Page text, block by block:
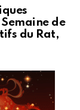
de
du Rat,